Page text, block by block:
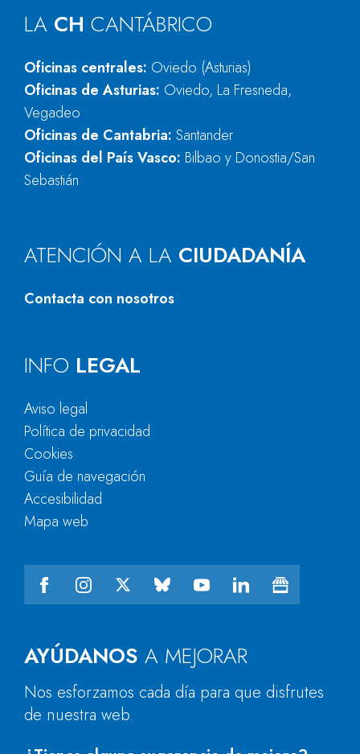
LA CH CANTÁBRICO
Oficinas centrales: Oviedo (Asturias)
Oficinas de Asturias: Oviedo, La Fresneda,
Vegadeo
Oficinas de Cantabria: Santander
Oficinas del País Vasco: Bilbao y Donostia/San
Sebastián
ATENCIÓN A LA CIUDADANÍA
Contacta con nosotros
AYÚDANOS A MEJORAR
Nos esforzamos cada día para que disfrutes
de nuestra web.
INFO LEGAL
Aviso legal
Política de privacidad
Cookies
Guía de navegación
Accesibilidad
Mapa web